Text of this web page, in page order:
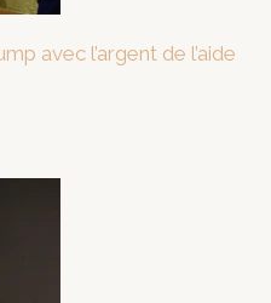
avec l’argent de l’aide